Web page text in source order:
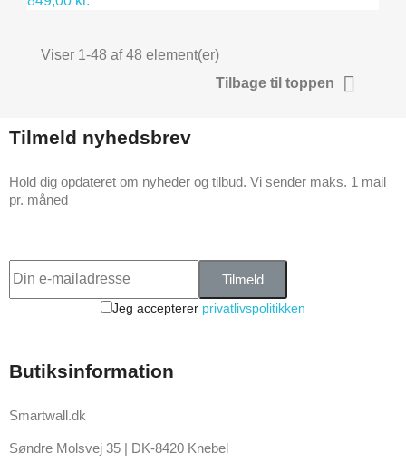
Viser 1-48 af 48 element(er)
Tilbage til toppen

Tilmeld nyhedsbrev
Hold dig opdateret om nyheder og tilbud. Vi sender maks. 1 mail
pr. måned
Tilmeld
Jeg accepterer privatlivspolitikken
Butiksinformation
Smartwall.dk
Søndre Molsvej 35 | DK-8420 Knebel